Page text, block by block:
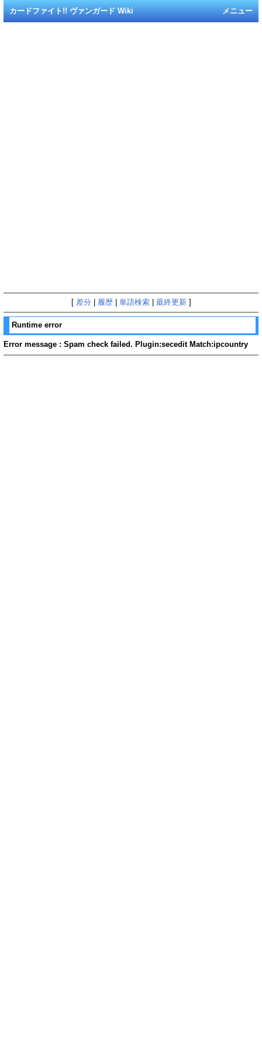
メニュー
カードファイト!! ヴァンガード Wiki
[ 差分 履歴| 単語検索| 最終更新]
Runtime error
Error message : Spam check failed. Plugin:secedit Match:ipcountry